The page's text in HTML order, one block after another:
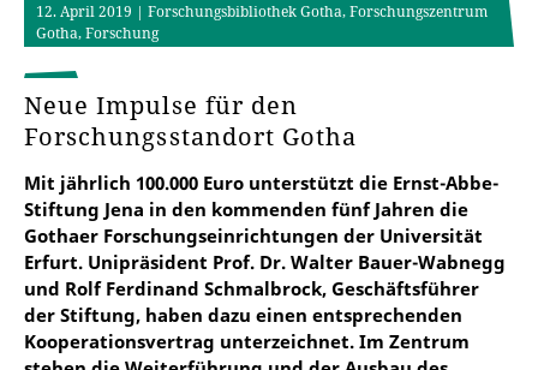
12. April 2019 | Forschungsbibliothek Gotha, Forschungszentrum
Gotha, Forschung
Neue Impulse für den
Forschungsstandort Gotha
Mit jährlich 100.000 Euro unterstützt die Ernst-Abbe-
Stiftung Jena in den kommenden fünf Jahren die
Gothaer Forschungseinrichtungen der Universität
Erfurt. Unipräsident Prof. Dr. Walter Bauer-Wabnegg
und Rolf Ferdinand Schmalbrock, Geschäftsführer
der Stiftung, haben dazu einen entsprechenden
Kooperationsvertrag unterzeichnet. Im Zentrum